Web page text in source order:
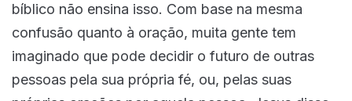
bíblico não ensina isso. Com base na mesma
confusão quanto à oração, muita gente tem
imaginado que pode decidir o futuro de outras
pessoas pela sua própria fé, ou, pelas suas